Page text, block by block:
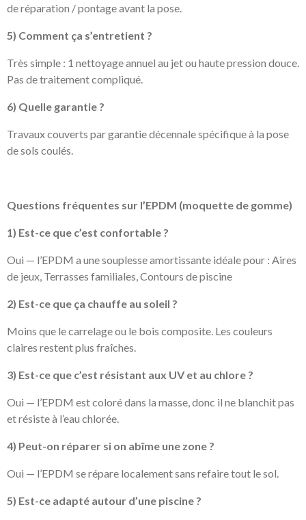
de réparation / pontage avant la pose.
5) Comment ça s’entretient ?
Très simple : 1 nettoyage annuel au jet ou haute pression douce.
Pas de traitement compliqué.
6) Quelle garantie ?
Travaux couverts par garantie décennale spécifique à la pose
de sols coulés.
Questions fréquentes sur l’EPDM (moquette de gomme)
1) Est-ce que c’est confortable ?
Oui — l’EPDM a une souplesse amortissante idéale pour : Aires
de jeux, Terrasses familiales, Contours de piscine
2) Est-ce que ça chauffe au soleil ?
Moins que le carrelage ou le bois composite. Les couleurs
claires restent plus fraîches.
3) Est-ce que c’est résistant aux UV et au chlore ?
Oui — l’EPDM est coloré dans la masse, donc il ne blanchit pas
et résiste à l’eau chlorée.
4) Peut-on réparer si on abîme une zone ?
Oui — l’EPDM se répare localement sans refaire tout le sol.
5) Est-ce adapté autour d’une piscine ?